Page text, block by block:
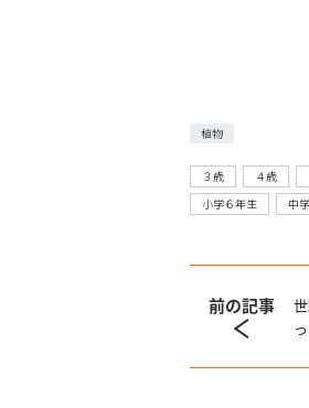
植物
３歳 ４歳
小学６年生
中
前の記事